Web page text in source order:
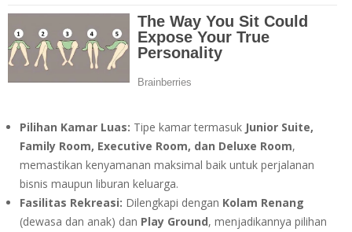
Pilihan Kamar Luas: Tipe kamar termasuk Junior Suite,
Family Room, Executive Room, dan Deluxe Room,
memastikan kenyamanan maksimal baik untuk perjalanan
bisnis maupun liburan keluarga.
Fasilitas Rekreasi: Dilengkapi dengan Kolam Renang
(dewasa dan anak) dan Play Ground, menjadikannya pilihan